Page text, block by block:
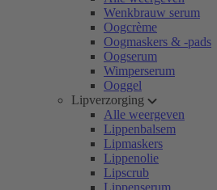
Wenkbrauw serum
Oogcrème
Oogmaskers & -pads
Oogserum
Wimperserum
Ooggel
Lipverzorging
Alle weergeven
Lippenbalsem
Lipmaskers
Lippenolie
Lipscrub
Lippenserum